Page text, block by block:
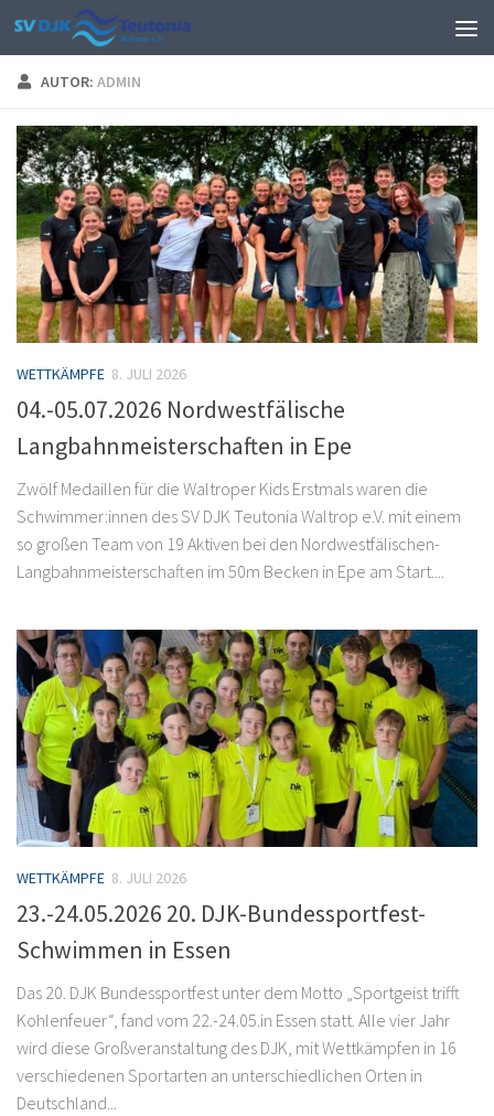
Zum Inhalt springen
AUTOR: ADMIN
WETTKÄMPFE 8. JULI 2026
04.-05.07.2026 Nordwestfälische
Langbahnmeisterschaften in Epe
Zwölf Medaillen für die Waltroper Kids Erstmals waren die
Schwimmer:innen des SV DJK Teutonia Waltrop e.V. mit einem
so großen Team von 19 Aktiven bei den Nordwestfälischen-
Langbahnmeisterschaften im 50m Becken in Epe am Start....
WETTKÄMPFE 8. JULI 2026
23.-24.05.2026 20. DJK-Bundessportfest-
Schwimmen in Essen
Das 20. DJK Bundessportfest unter dem Motto „Sportgeist trifft
Kohlenfeuer“, fand vom 22.-24.05.in Essen statt. Alle vier Jahr
wird diese Großveranstaltung des DJK, mit Wettkämpfen in 16
verschiedenen Sportarten an unterschiedlichen Orten in
Deutschland...